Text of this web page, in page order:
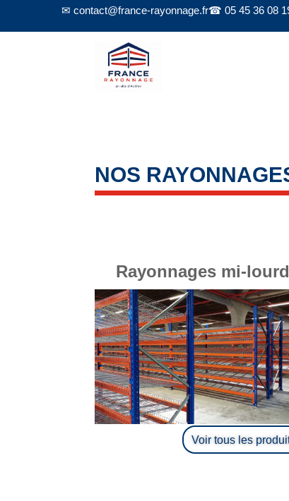
✉ contact@france-rayonnage.fr☎ 05 45 36 08
NOS
Rayonnages mi-
Voir tous les